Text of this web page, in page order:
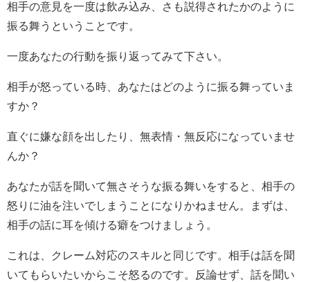
相手の意見を一度は飲み込み、さも説得されたかのように
振る舞うということです。
一度あなたの行動を振り返ってみて下さい。
相手が怒っている時、あなたはどのように振る舞っていま
すか？
直ぐに嫌な顔を出したり、無表情・無反応になっていませ
んか？
あなたが話を聞いて無さそうな振る舞いをすると、相手の
怒りに油を注いでしまうことになりかねません。まずは、
相手の話に耳を傾ける癖をつけましょう。
これは、クレーム対応のスキルと同じです。相手は話を聞
いてもらいたいからこそ怒るのです。反論せず、話を聞い